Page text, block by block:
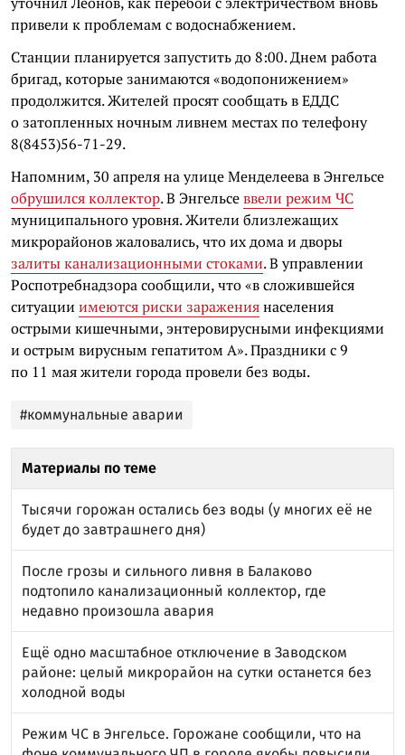
привели к проблемам с водоснабжением.
Станции планируется запустить до 8:00. Днем работа
бригад, которые занимаются «водопонижением»
продолжится. Жителей просят сообщать в ЕДДС
о затопленных ночным ливнем местах по телефону
8(8453)56-71-29.
Напомним, 30 апреля на улице Менделеева в Энгельсе
обрушился коллектор. В Энгельсеввели режим ЧС
муниципального уровня. Жители близлежащих
микрорайонов жаловались, что их дома и дворы
залиты канализационными стоками. В управлении
Роспотребнадзора сообщили, что «в сложившейся
ситуации имеются риски заражениянаселения
острыми кишечными, энтеровирусными инфекциями
и острым вирусным гепатитом А». Праздники с 9
по 11 мая жители города провели без воды.
#коммунальные аварии
Материалы по теме
Тысячи горожан остались без воды (у многих её не
будет до завтрашнего дня)
После грозы и сильного ливня в Балаково
подтопило канализационный коллектор, где
недавно произошла авария
Ещё одно масштабное отключение в Заводском
районе: целый микрорайон на сутки останется без
холодной воды
Режим ЧС в Энгельсе. Горожане сообщили, что на